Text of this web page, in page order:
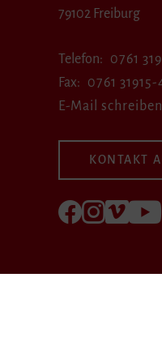
79102 Freiburg
Telefon
0761
Fax
0761 31915-
E-Mail schreiben
KONTAKT
Folgen Sie uns
Folgen